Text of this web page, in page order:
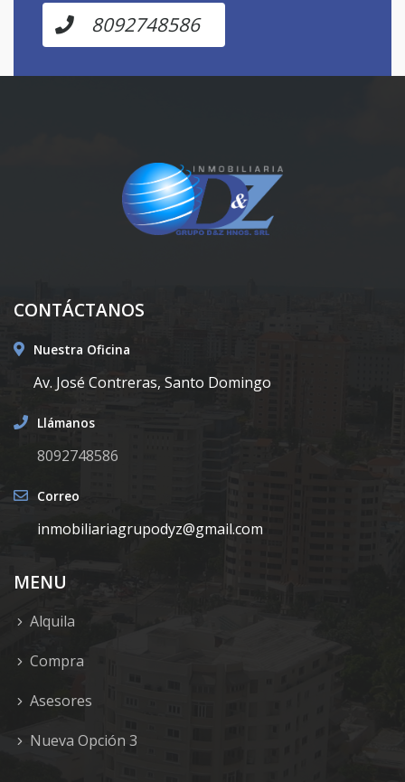
8092748586
CONTÁCTANOS
Nuestra Oficina
Av. José Contreras, Santo Domingo
Llámanos
8092748586
Correo
inmobiliariagrupodyz@gmail.com
MENU
Alquila
Compra
Asesores
Nueva Opción 3